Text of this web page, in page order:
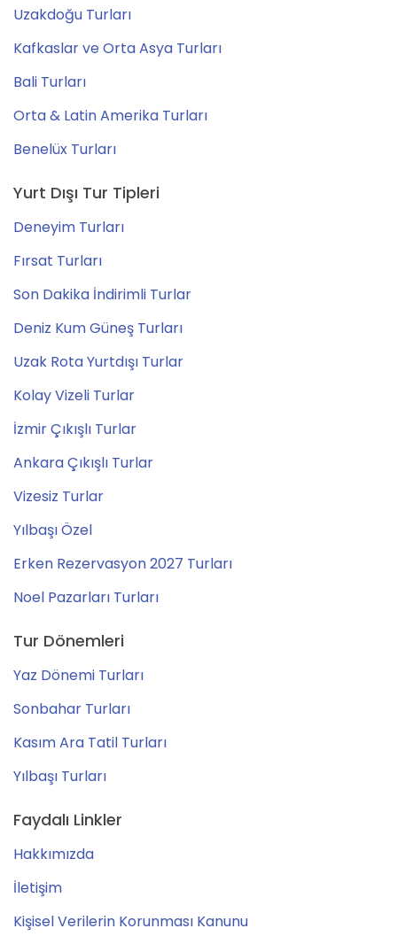
Uzakdoğu Turları
Kafkaslar ve Orta Asya Turları
Bali Turları
Orta & Latin Amerika Turları
Benelüx Turları
Yurt Dışı Tur Tipleri
Deneyim Turları
Fırsat Turları
Son Dakika İndirimli Turlar
Deniz Kum Güneş Turları
Uzak Rota Yurtdışı Turlar
Kolay Vizeli Turlar
İzmir Çıkışlı Turlar
Ankara Çıkışlı Turlar
Vizesiz Turlar
Yılbaşı Özel
Erken Rezervasyon 2027 Turları
Noel Pazarları Turları
Tur Dönemleri
Yaz Dönemi Turları
Sonbahar Turları
Kasım Ara Tatil Turları
Yılbaşı Turları
Faydalı Linkler
Hakkımızda
İletişim
Kişisel Verilerin Korunması Kanunu